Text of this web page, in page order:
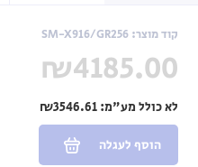
קוד מוצר: SM-X916/GR256
₪4185.00
לא כולל מע"מ:₪3546.61
הוסף לעגלה